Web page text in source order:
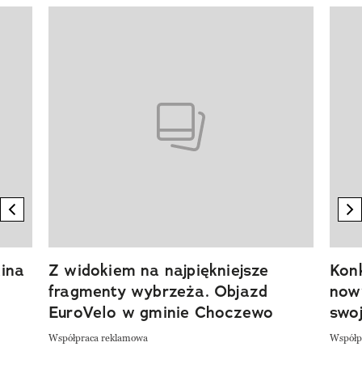
previous element
Z widokiem na najpiękniejsze
fragmenty wybrzeża. Objazd
EuroVelo w gminie Choczewo
Współpraca reklamowa